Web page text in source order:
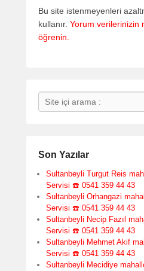
Bu site istenmeyenleri
kullanır. Yorum verilerinizin
öğrenin.
Search
Son Yazılar
Sultanbeyli Turgut Reis
Servisi ☎️ 0541 359 44 43
Sultanbeyli Orhangazi
Servisi ☎️ 0541 359 44 43
Sultanbeyli Necip Fazıl
Servisi ☎️ 0541 359 44 43
Sultanbeyli Mehmet Akif
Servisi ☎️ 0541 359 44 43
Sultanbeyli Mecidiye